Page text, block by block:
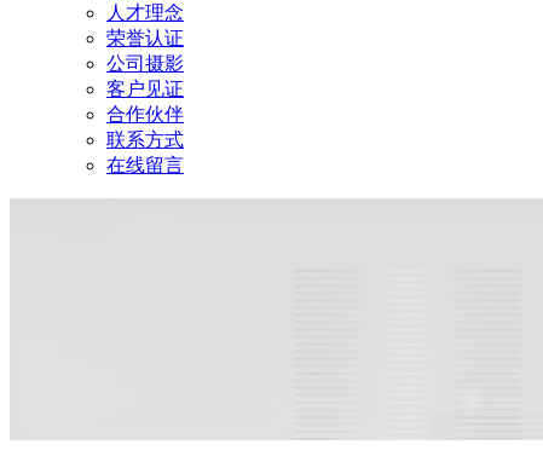
人才理念
荣誉认证
公司摄影
客户见证
合作伙伴
联系方式
在线留言